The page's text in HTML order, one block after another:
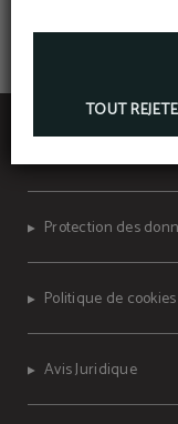
TOUT
Hotel
Canaria
Protection des
Politique de cookies
Avis Juridique